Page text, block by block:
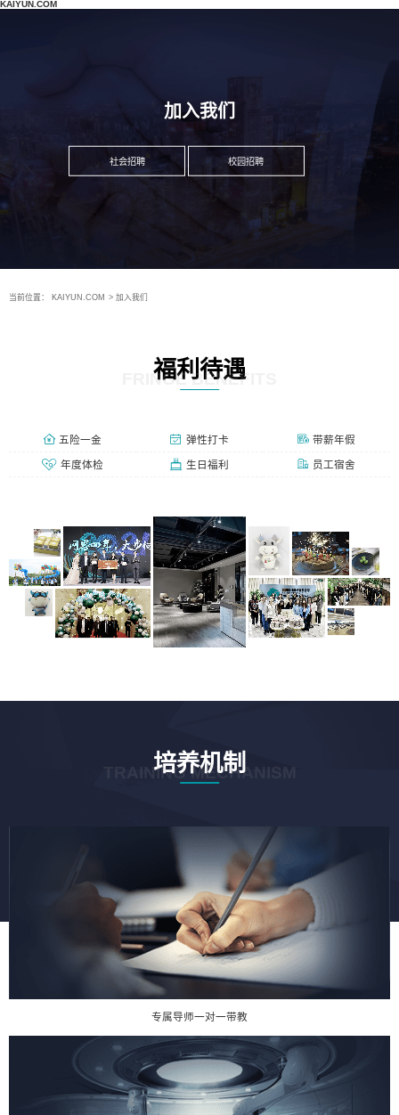
KAIYUN.COM
加入我们
社会招聘 校园招聘
当前位置： KAIYUN.COM > 加入我们
福利待遇
FRINGE BENEFITS
五险一金 弹性打卡 带薪年假
年度体检 生日福利 员工宿舍
培养机制
TRAINING MECHANISM
专属导师一对一带教